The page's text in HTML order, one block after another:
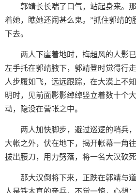
郭靖长长喘了口气，站起身来。
着她，瞧她还闹甚么鬼。”抓住郭靖的
下去。
两人下崖着地时，梅超风的人影
左手托在郭靖腋下，郭靖登时觉得行
人步履如飞，远远跟踪，在大漠上不
明时，见前面影影绰绰竖立着数十个
动，隐没在营帐之中。
两人加快脚步，避过巡逻的哨兵
大帐之外，伏在地下，揭开帐幕一角
拔出腰刀，用力劈落，将一名大汉砍死
那大汉倒将下来，正跌在郭靖与
人是铁木真的亲兵，不觉一惊，心想